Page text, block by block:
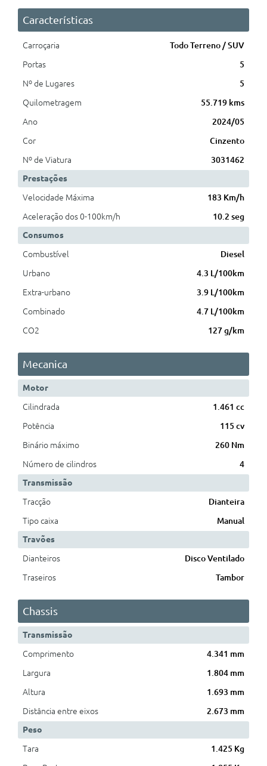
Características
Carroçaria
Todo Terreno / SUV
Portas
5
Nº de Lugares
5
Quilometragem
55.719 kms
Ano
2024/05
Cor
Cinzento
Nº de Viatura
3031462
Prestações
Velocidade Máxima
183 Km/h
Aceleração dos 0-100km/h
10.2 seg
Consumos
Combustível
Diesel
Urbano
4.3 L/100km
Extra-urbano
3.9 L/100km
Combinado
4.7 L/100km
CO2
127 g/km
Mecanica
Motor
Cilindrada
1.461 cc
Potência
115 cv
Binário máximo
260 Nm
Número de cilindros
4
Transmissão
Tracção
Dianteira
Tipo caixa
Manual
Travões
Dianteiros
Disco Ventilado
Traseiros
Tambor
Chassis
Transmissão
Comprimento
4.341 mm
Largura
1.804 mm
Altura
1.693 mm
Distância entre eixos
2.673 mm
Peso
Tara
1.425 Kg